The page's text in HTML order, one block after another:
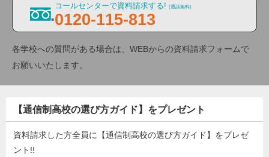
コールセンターで資料請求する! (通話無料)
0120-115-813
各学校への質問がある場合は、WEBからの資料請求フォームで
お願いいたします。
【通信制高校の選び方ガイド】をプレゼント
資料請求した方全員に【通信制高校の選び方ガイド】をプレゼ
ント!!